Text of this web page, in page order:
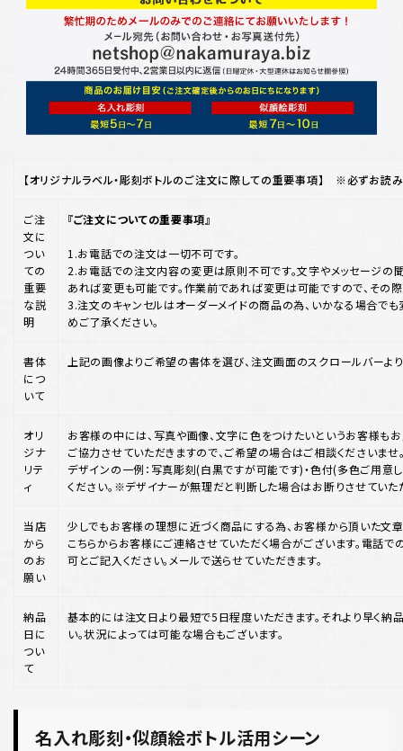
【オリジナルラベル・彫刻ボトルのご注文に際しての重要事項】 ※必ずお読み
ご注
文に
つい
ての
重要
な説
明
『ご注文についての重要事項』
1.お電話での注文は一切不可です。
2.お電話での注文内容の変更は原則不可です。文字やメッセージの
あれば変更も可能です。作業前であれば変更は可能ですので、その
3.注文のキャンセルはオーダーメイドの商品の為、いかなる場合で
めご了承ください。
書体
につ
いて
上記の画像よりご希望の書体を選び、注文画面のスクロールバーよ
オリ
ジナ
リテ
ィ
お客様の中には、写真や画像、文字に色をつけたいというお客様もお
ご協力させていただきますので、ご希望の場合はご相談くださいま
デザインの一例：写真彫刻(白黒ですが可能です)・色付(多色ご用
ください。※デザイナーが無理だと判断した場合はお断りさせていた
当店
から
のお
願い
少しでもお客様の理想に近づく商品にする為、お客様から頂いた文
こちらからお客様にご連絡させていただく場合がございます。電話
可とご記入ください。メールで送らせていただきます。
納品
日に
つい
て
基本的には注文日より最短で5日程度いただきます。それより早く
い。状況によっては可能な場合もございます。
名入れ彫刻・似顔絵ボトル活用シーン